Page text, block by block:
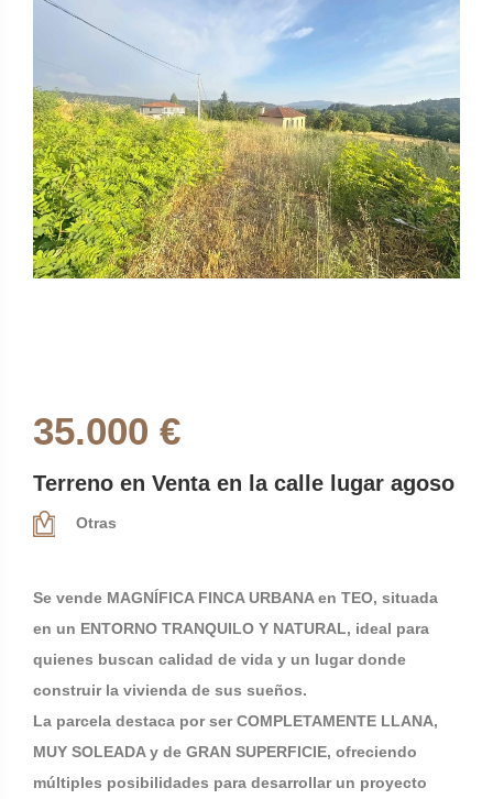
35.000 €
Terreno en Venta en la calle lugar agoso
Otras
Se vende MAGNÍFICA FINCA URBANA en TEO, situada
en un ENTORNO TRANQUILO Y NATURAL, ideal para
quienes buscan calidad de vida y un lugar donde
construir la vivienda de sus sueños.
La parcela destaca por ser COMPLETAMENTE LLANA,
MUY SOLEADA y de GRAN SUPERFICIE, ofreciendo
múltiples posibilidades para desarrollar un proyecto